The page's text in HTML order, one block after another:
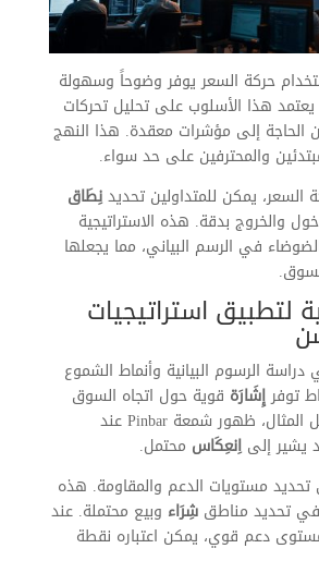
حركة السعر يوفر وضوحاً وسهولة
يعتمد هذا الأسلوب على تحليل تحركات
الحاجة إلى مؤشرات معقدة. هذا النهج
والمحترفين على حد سواء.
يمكن للمتداولين تحديدنِطَاق
والخروج بدقة. هذه الاستراتيجية
في الرسم البياني، مما يجعلها
لتطبيق استراتيجيات
الرسوم البيانية وأنماط الشموع
توفرإِشَارَة قوية حول اتجاه السوق
المحتمل. على سبيل المثال، ظهور شمعة Pinbar عند
إلى اِنعِكَاس محتمل.
تحديد مستويات الدعم والمقاومة. هذه
تحديد مناطق شِرَاء وبيع محتملة. عند
دعم قوي، يمكن اعتباره نقطة